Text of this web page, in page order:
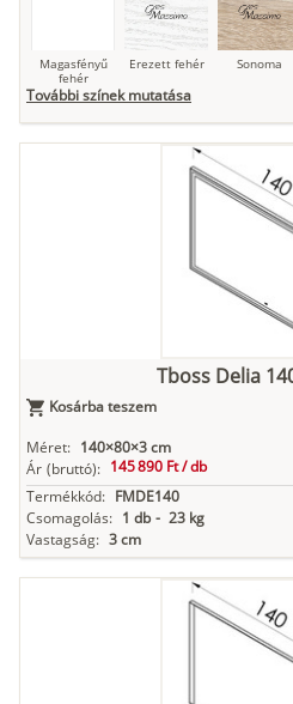
Magasfényű
fehér
Erezett fehér Sonoma
Loft beton
Nádzöld
Antracit Matt fekete
További színek mutatása
Tboss Delia
Kosárba teszem
Méret: 140×80×3 cm
Ár (bruttó): 145 890 Ft /db
Termékkód: FMDE140
Csomagolás: 1 db - 23 kg
Vastagság: 3 cm